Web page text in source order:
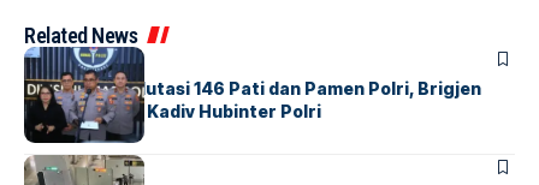
Related News
BERITA
Mabes Polri Mutasi 146 Pati dan Pamen Polri, Brigjen
Untung Jabat Kadiv Hubinter Polri
BANDARABERITA